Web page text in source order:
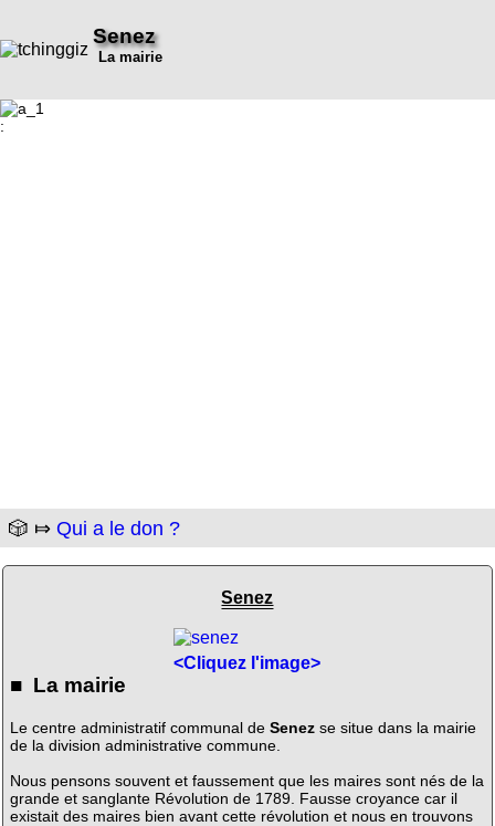
Senez
La mairie
:
🎲 ⤇ Qui a le don ?
Senez
<Cliquez l'image>
■ La mairie
Le centre administratif communal de Senezse situe dans la mairie
de la division administrative commune.
Nous pensons souvent et faussement que les maires sont nés de la
grande et sanglante Révolution de 1789. Fausse croyance car il
existait des maires bien avant cette révolution et nous en trouvons